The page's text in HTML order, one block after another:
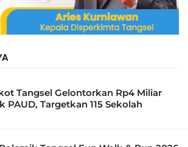
Tangsel Gelontorkan Rp4 Miliar
PAUD, Targetkan 115 Sekolah